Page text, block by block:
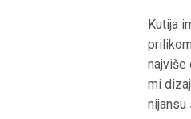
Kutija
najviše
mi
nijansu